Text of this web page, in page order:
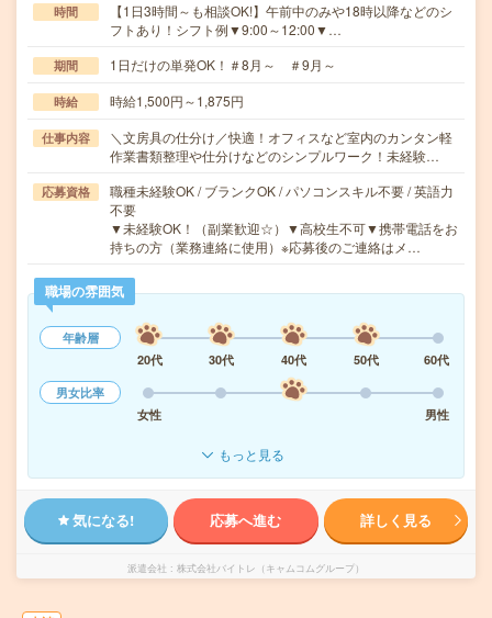
時間
【1日3時間～も相談OK!】午前中のみや18時以降などのシ
フトあり！シフト例▼9:00～12:00▼…
期間 1日だけの単発OK！＃8月～ ＃9月～
時給 時給1,500円～1,875円
仕事内容
＼文房具の仕分け／快適！オフィスなど室内のカンタン軽
作業書類整理や仕分けなどのシンプルワーク！未経験…
応募資格
職種未経験OK / ブランクOK / パソコンスキル不要 / 英語力
不要
▼未経験OK！（副業歓迎☆）▼高校生不可▼携帯電話をお
持ちの方（業務連絡に使用）※応募後のご連絡はメ…
職場の雰囲気
年齢層
20代
30代 40代 50代
60代
男女比率
女性
男性
もっと見る
気になる! 応募へ進む 詳しく見る
派遣会社 株式会社バイトレ（キャムコムグループ）